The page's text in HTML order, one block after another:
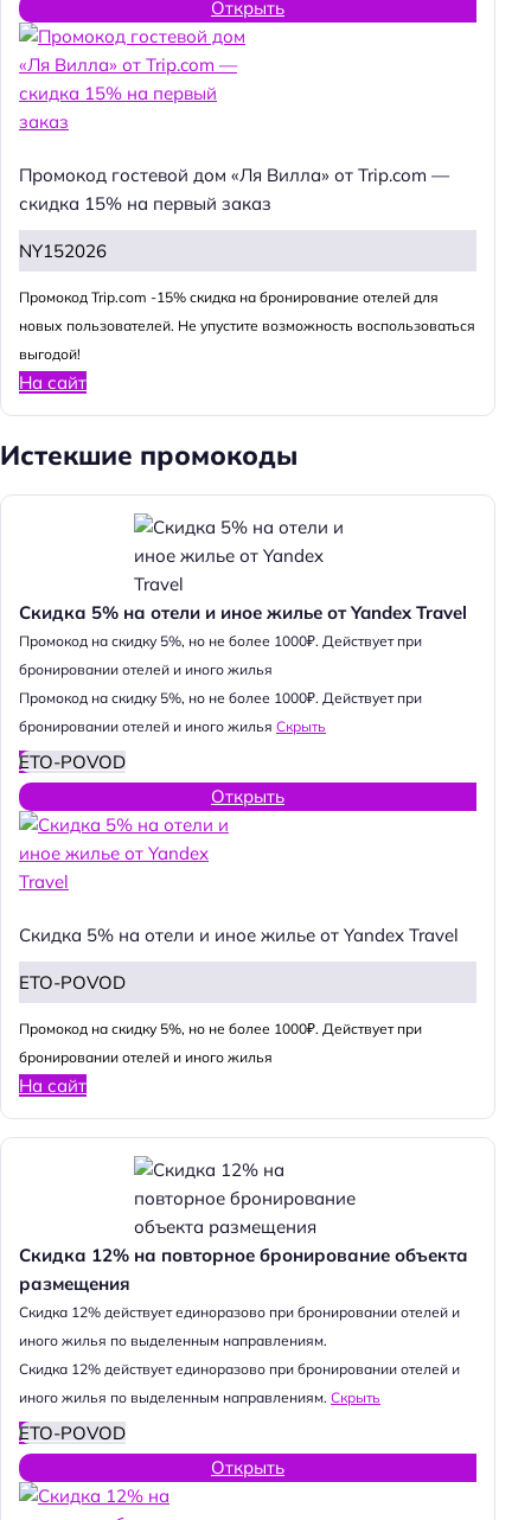
Открыть
Промокод гостевой дом «Ля Вилла» от Trip.com —
скидка 15% на первый заказ
NY152026
Промокод Trip.com -15% скидка на бронирование отелей для
новых пользователей. Не упустите возможность воспользоваться
выгодой!
На сайт
Истекшие промокоды
Скидка 5% на отели и иное жилье от Yandex Travel
Промокод на скидку 5%, но не более 1000₽. Действует при
бронировании отелей и иного жилья
Промокод на скидку 5%, но не более 1000₽. Действует при
бронировании отелей и иного жилья Скрыть
ETO-POVOD
Открыть
Скидка 5% на отели и иное жилье от Yandex Travel
ETO-POVOD
Промокод на скидку 5%, но не более 1000₽. Действует при
бронировании отелей и иного жилья
На сайт
Скидка 12% на повторное бронирование объекта
размещения
Cкидка 12% действует единоразово при бронировании отелей и
иного жилья по выделенным направлениям.
Cкидка 12% действует единоразово при бронировании отелей и
иного жилья по выделенным направлениям. Скрыть
ETO-POVOD
Открыть